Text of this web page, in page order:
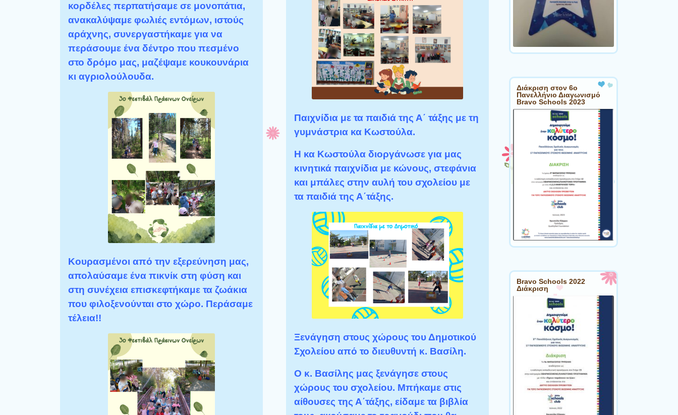
κορδέλες περπατήσαμε σε μονοπάτια,
ανακαλύψαμε φωλιές εντόμων, ιστούς
αράχνης, συνεργαστήκαμε για να
περάσουμε ένα δέντρο που πεσμένο
στο δρόμο μας, μαζέψαμε κουκουνάρια
κι αγριολούλουδα.
Κουρασμένοι από την εξερεύνηση μας,
απολαύσαμε ένα πικνίκ στη φύση και
στη συνέχεια επισκεφτήκαμε τα ζωάκια
που φιλοξενούνται στο χώρο. Περάσαμε
τέλεια!!
Παιχνίδια με τα παιδιά της Α΄ τάξης με τη
γυμνάστρια κα Κωστούλα.
Η κα Κωστούλα διοργάνωσε για μας
κινητικά παιχνίδια με κώνους, στεφάνια
και μπάλες στην αυλή του σχολείου με
τα παιδιά της Α΄τάξης.
Ξενάγηση στους χώρους του Δημοτικού
Σχολείου από το διευθυντή κ. Βασίλη.
Ο κ. Βασίλης μας ξενάγησε στους
χώρους του σχολείου. Μπήκαμε στις
αίθουσες της Α΄τάξης, είδαμε τα βιβλία
Διάκριση στον 6ο
Πανελλήνιο Διαγωνισμό
Bravo Schools 2023
Bravo Schools 2022
Διάκριση